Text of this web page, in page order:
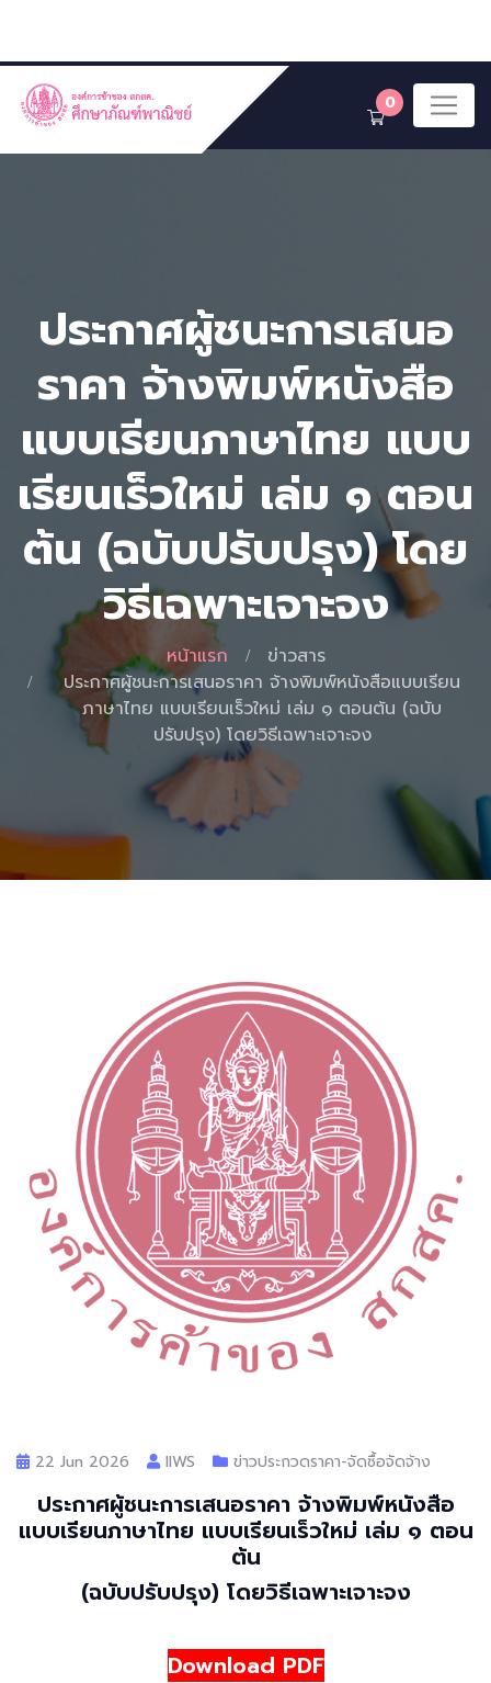
0
ประกาศผู้ชนะการเสนอ
ราคา จ้างพิมพ์หนังสือ
แบบเรียนภาษาไทย แบบ
เรียนเร็วใหม่ เล่ม ๑ ตอน
ต้น (ฉบับปรับปรุง) โดย
วิธีเฉพาะเจาะจง
หน้าแรก
ข่าวสาร
ประกาศผู้ชนะการเสนอราคา จ้างพิมพ์หนังสือแบบเรียน
ภาษาไทย แบบเรียนเร็วใหม่ เล่ม ๑ ตอนต้น (ฉบับ
ปรับปรุง) โดยวิธีเฉพาะเจาะจง
22 Jun 2026 llWS ข่าวประกวดราคา-จัดซื้อจัดจ้าง
ประกาศผู้ชนะการเสนอราคา จ้างพิมพ์หนังสือ
แบบเรียนภาษาไทย แบบเรียนเร็วใหม่ เล่ม ๑ ตอน
ต้น
(ฉบับปรับปรุง) โดยวิธีเฉพาะเจาะจง
Download PDF